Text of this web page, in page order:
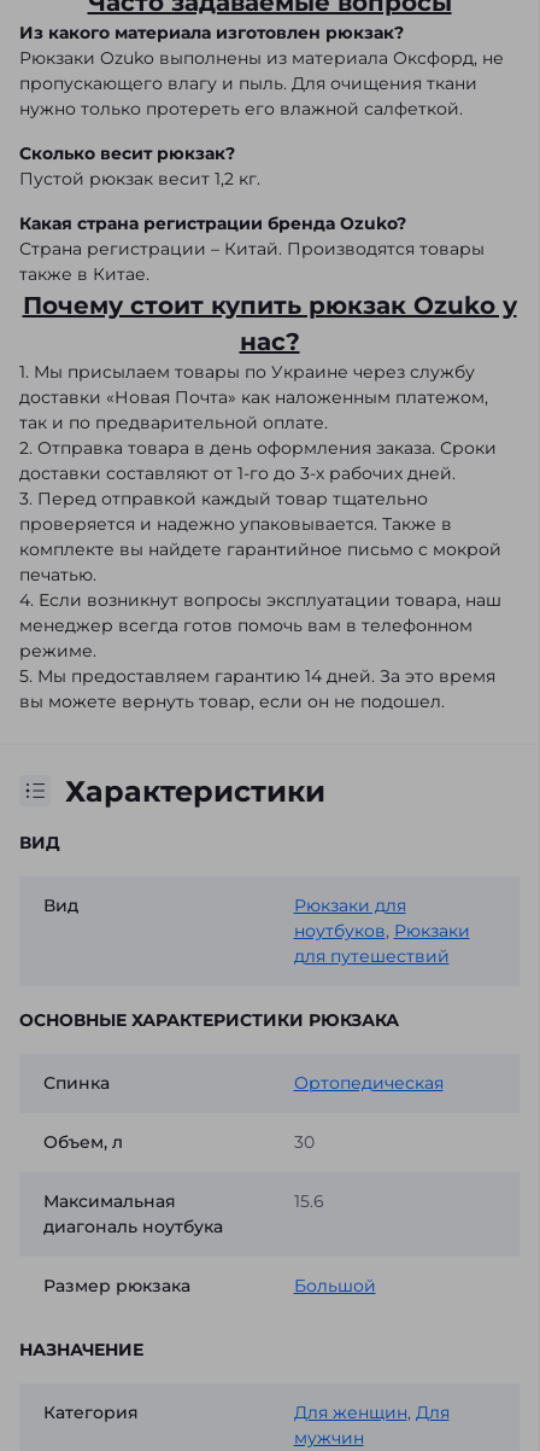
Из какого материала изготовлен рюкзак?
Рюкзаки Ozuko выполнены из материала Оксфорд, не
пропускающего влагу и пыль. Для очищения ткани
нужно только протереть его влажной салфеткой.
Сколько весит рюкзак?
Пустой рюкзак весит 1,2 кг.
Какая страна регистрации бренда Ozuko?
Страна регистрации – Китай. Производятся товары
также в Китае.
Почему стоит купить рюкзак Ozuko у
нас?
1. Мы присылаем товары по Украине через службу
доставки «Новая Почта» как наложенным платежом,
так и по предварительной оплате.
2. Отправка товара в день оформления заказа. Сроки
доставки составляют от 1-го до 3-х рабочих дней.
3. Перед отправкой каждый товар тщательно
проверяется и надежно упаковывается. Также в
комплекте вы найдете гарантийное письмо с мокрой
печатью.
4. Если возникнут вопросы эксплуатации товара, наш
менеджер всегда готов помочь вам в телефонном
режиме.
5. Мы предоставляем гарантию 14 дней. За это время
вы можете вернуть товар, если он не подошел.
Характеристики
ВИД
Вид
Рюкзаки для
ноутбуков, Рюкзаки
для путешествий
ОСНОВНЫЕ ХАРАКТЕРИСТИКИ РЮКЗАКА
Спинка Ортопедическая
Объем, л 30
Максимальная
диагональ ноутбука
15.6
Размер рюкзака Большой
НАЗНАЧЕНИЕ
Категория Для женщин, Для
мужчин